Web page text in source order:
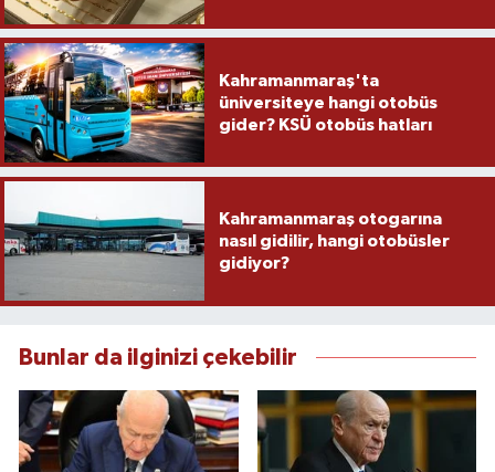
Kahramanmaraş'ta
üniversiteye hangi otobüs
gider? KSÜ otobüs hatları
Kahramanmaraş otogarına
nasıl gidilir, hangi otobüsler
gidiyor?
Bunlar da ilginizi çekebilir